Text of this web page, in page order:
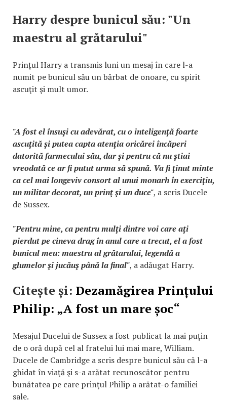
Harry despre bunicul său: "Un
maestru al grătarului"
Prințul Harry a transmis luni un mesaj în care l-a
numit pe bunicul său un bărbat de onoare, cu spirit
ascuţit şi mult umor.
"A fost el însuşi cu adevărat, cu o inteligenţă foarte
ascuţită şi putea capta atenţia oricărei încăperi
datorită farmecului său, dar şi pentru că nu ştiai
vreodată ce ar fi putut urma să spună. Va fi ţinut minte
ca cel mai longeviv consort al unui monarh în exerciţiu,
un militar decorat, un prinţ şi un duce", a scris Ducele
de Sussex.
"Pentru mine, ca pentru mulţi dintre voi care aţi
pierdut pe cineva drag în anul care a trecut, el a fost
bunicul meu: maestru al grătarului, legendă a
glumelor şi jucăuş până la final", a adăugat Harry.
Citește și: Dezamăgirea Prințului
Philip: „A fost un mare șoc“
Mesajul Ducelui de Sussex a fost publicat la mai puţin
de o oră după cel al fratelui lui mai mare, William.
Ducele de Cambridge a scris despre bunicul său că l-a
ghidat în viaţă şi s-a arătat recunoscător pentru
bunătatea pe care prinţul Philip a arătat-o familiei
sale.